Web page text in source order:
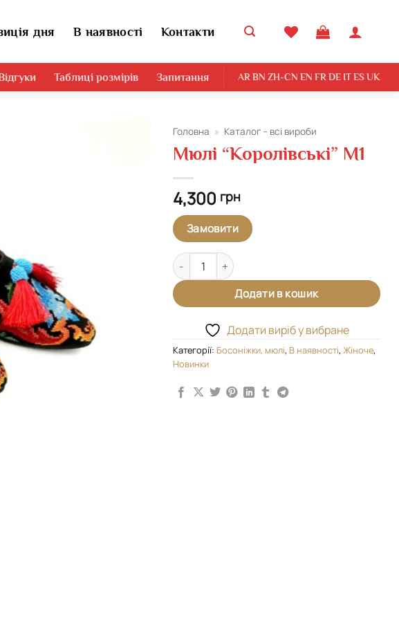
дня В наявності Контакти
Таблиці розмірів Запитання AR BN ZH-CN EN FR DE IT ES UK
Головна » Каталог – всі вироби
Мюлі “Королівські” М1
4,300 грн
Замовити
Мюлі "Королівські" М1 кількість
Додати в кошик
Додати виріб у вибране
Категорії: Босоніжки, мюлі, В наявності, Жіноче,
Новинки